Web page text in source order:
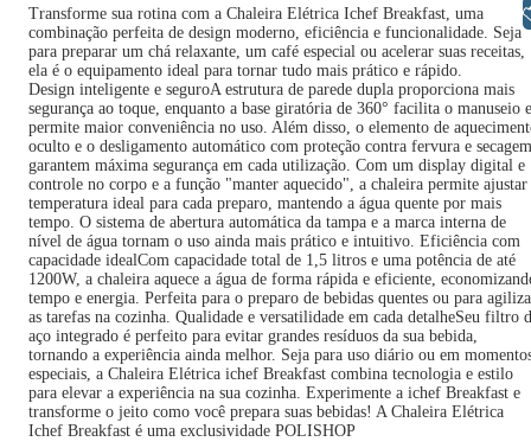
Transforme sua rotina com a Chaleira Elétrica Ichef Breakfast, uma
combinação perfeita de design moderno, eficiência e funcionalidade. Seja
para preparar um chá relaxante, um café especial ou acelerar suas receitas,
ela é o equipamento ideal para tornar tudo mais prático e rápido.
Design inteligente e seguroA estrutura de parede dupla proporciona mais
segurança ao toque, enquanto a base giratória de 360° facilita o manuseio e
permite maior conveniência no uso. Além disso, o elemento de
oculto e o desligamento automático com proteção contra fervura e secagem
garantem máxima segurança em cada utilização. Com um display digital e
controle no corpo e a função "manter aquecido", a chaleira permite ajustar
temperatura ideal para cada preparo, mantendo a água quente por mais
tempo. O sistema de abertura automática da tampa e a marca interna de
nível de água tornam o uso ainda mais prático e intuitivo. Eficiência com
capacidade idealCom capacidade total de 1,5 litros e uma potência de até
1200W, a chaleira aquece a água de forma rápida e eficiente,
tempo e energia. Perfeita para o preparo de bebidas quentes ou para
as tarefas na cozinha. Qualidade e versatilidade em cada detalheSeu filtro
aço integrado é perfeito para evitar grandes resíduos da sua bebida,
tornando a experiência ainda melhor. Seja para uso diário ou em
especiais, a Chaleira Elétrica ichef Breakfast combina tecnologia e estilo
para elevar a experiência na sua cozinha. Experimente a ichef Breakfast e
transforme o jeito como você prepara suas bebidas! A Chaleira Elétrica
Ichef Breakfast é uma exclusividade POLISHOP
Libras